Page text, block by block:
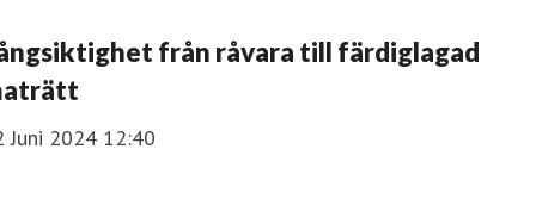
från råvara till färdiglagad
Juni 2024 12:40